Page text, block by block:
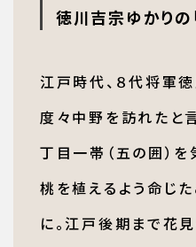
徳川吉宗ゆかりの
江戸時代、８代将軍
度々中野を訪れたと
丁目一帯（五の囲）
桃を植えるよう命じ
に。江戸後期まで花